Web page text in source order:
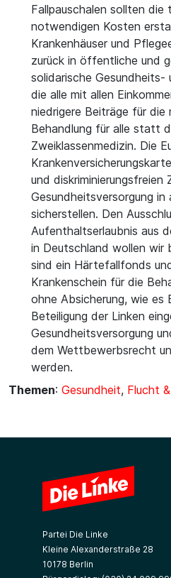
Fallpauschalen sollten die
notwendigen Kosten
Krankenhäuser und
zurück in öffentliche und
solidarische Gesundheits-
die alle mit allen
niedrigere Beiträge für die
Behandlung für alle statt
Zweiklassenmedizin. Die
und diskriminierungsfreien
Gesundheitsversorgung in
sicherstellen. Den
Aufenthaltserlaubnis aus
in Deutschland wollen wir
sind ein Härtefallfonds
Krankenschein für die
ohne Absicherung, wie es
Beteiligung der Linken
Gesundheitsversorgung
dem Wettbewerbsrecht
werden.
Themen: Gesundheit, Flucht
Partei Die Linke
Kleine Alexanderstraße 28
10178 Berlin